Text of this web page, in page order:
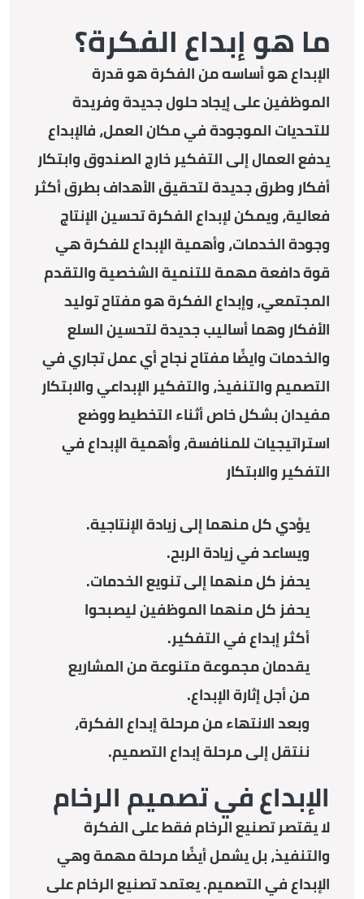
ما هو إبداع الفكرة؟
الإبداع هو أساسه من الفكرة هو قدرة
الموظفين على إيجاد حلول جديدة وفريدة
للتحديات الموجودة في مكان العمل، فالإبداع
يدفع العمال إلى التفكير خارج الصندوق وابتكار
أفكار وطرق جديدة لتحقيق الأهداف بطرق أكثر
فعالية، ويمكن لإبداع الفكرة تحسين الإنتاج
وجودة الخدمات، وأهمية الإبداع للفكرة هي
قوة دافعة مهمة للتنمية الشخصية والتقدم
المجتمعي، وإبداع الفكرة هو مفتاح توليد
الأفكار وهما أساليب جديدة لتحسين السلع
والخدمات وايضًا مفتاح نجاح أي عمل تجاري في
التصميم والتنفيذ، والتفكير الإبداعي والابتكار
مفيدان بشكل خاص أثناء التخطيط ووضع
استراتيجيات للمنافسة، وأهمية الإبداع في
التفكير والابتكار
يؤدي كل منهما إلى زيادة الإنتاجية.
ويساعد في زيادة الربح.
يحفز كل منهما إلى تنويع الخدمات.
يحفز كل منهما الموظفين ليصبحوا
أكثر إبداع في التفكير.
يقدمان مجموعة متنوعة من المشاريع
من أجل إثارة الإبداع.
وبعد الانتهاء من مرحلة إبداع الفكرة،
ننتقل إلى مرحلة إبداع التصميم.
الإبداع في تصميم الرخام
لا يقتصر تصنيع الرخام فقط على الفكرة
والتنفيذ، بل يشمل أيضًا مرحلة مهمة وهي
الإبداع في التصميم. يعتمد تصنيع الرخام على